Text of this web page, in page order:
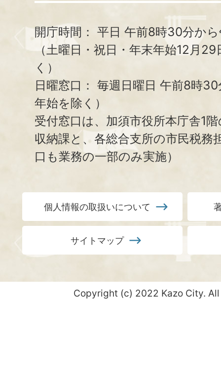
開庁時間： 平日 午前8時30分か
（土曜日・祝日・年末年始12月
く）
日曜窓口： 毎週日曜日 午前8時
年始を除く）
受付窓口は、加須市役所本庁舎1
収納課と、 各総合支所の市民税務
口も業務の一部のみ実施）
個人情報の取扱いについて
サイトマップ
Copyright (c) 2022 Kazo City.